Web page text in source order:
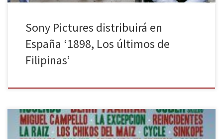
Sony Pictures distribuirá en
España ‘1898, Los últimos de
Filipinas’